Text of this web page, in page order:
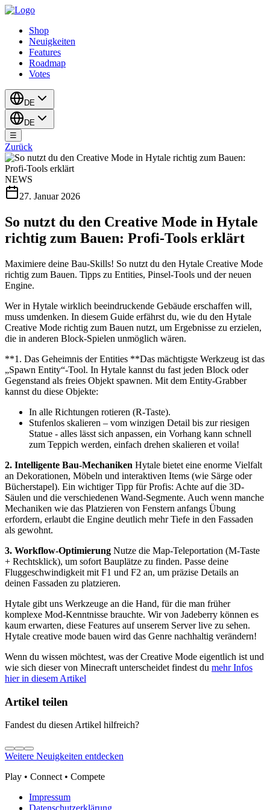
Shop
Neuigkeiten
Features
Roadmap
Votes
DE
DE
☰
Zurück
NEWS
27. Januar 2026
So nutzt du den Creative Mode in Hytale
richtig zum Bauen: Profi-Tools erklärt
Maximiere deine Bau-Skills! So nutzt du den Hytale Creative Mode
richtig zum Bauen. Tipps zu Entities, Pinsel-Tools und der neuen
Engine.
Wer in Hytale wirklich beeindruckende Gebäude erschaffen will,
muss umdenken. In diesem Guide erfährst du, wie du den Hytale
Creative Mode richtig zum Bauen nutzt, um Ergebnisse zu erzielen,
die in anderen Block-Spielen unmöglich wären.
**1. Das Geheimnis der Entities **Das mächtigste Werkzeug ist das
„Spawn Entity“-Tool. In Hytale kannst du fast jeden Block oder
Gegenstand als freies Objekt spawnen. Mit dem Entity-Grabber
kannst du diese Objekte:
In alle Richtungen rotieren (R-Taste).
Stufenlos skalieren – vom winzigen Detail bis zur riesigen
Statue - alles lässt sich anpassen, ein Vorhang kann schnell
zum Teppich werden, einfach drehen skalieren et voila!
2. Intelligente Bau-Mechaniken Hytale bietet eine enorme Vielfalt
an Dekorationen, Möbeln und interaktiven Items (wie Särge oder
Bücherstapel). Ein wichtiger Tipp für Profis: Achte auf die 3D-
Säulen und die verschiedenen Wand-Segmente. Auch wenn manche
Mechaniken wie das Platzieren von Fenstern anfangs Übung
erfordern, erlaubt die Engine deutlich mehr Tiefe in den Fassaden
als gewohnt.
3. Workflow-Optimierung Nutze die Map-Teleportation (M-Taste
+ Rechtsklick), um sofort Bauplätze zu finden. Passe deine
Fluggeschwindigkeit mit F1 und F2 an, um präzise Details an
deinen Fassaden zu platzieren.
Hytale gibt uns Werkzeuge an die Hand, für die man früher
komplexe Mod-Kenntnisse brauchte. Wir von Jadeberry können es
kaum erwarten, diese Features auf unserem Server live zu sehen.
Hytale creative mode bauen wird das Genre nachhaltig verändern!
Wenn du wissen möchtest, was der Creative Mode eigentlich ist und
wie sich dieser von Minecraft unterscheidet findest du mehr Infos
hier in diesem Artikel
Artikel teilen
Fandest du diesen Artikel hilfreich?
Weitere Neuigkeiten entdecken
Play • Connect • Compete
Impressum